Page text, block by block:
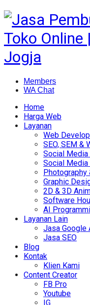
Members
WA Chat
Home
Harga Web
Layanan
Web
SEO, SEM &
Social Media
Social Media
Photography
Graphic
2D & 3D
Software
AI
Layanan Lain
Jasa Google
Jasa SEO
Blog
Kontak
Klien Kami
Content Creator
FB Pro
Youtube
IG